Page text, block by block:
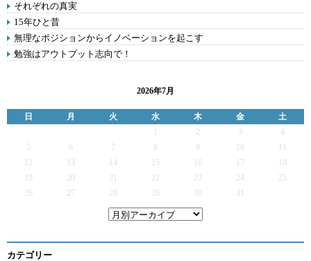
それぞれの真実
15年ひと昔
無理なポジションからイノベーションを起こす
勉強はアウトプット志向で！
2026年7月
日 月 火 水 木 金
土
2 3
4
5
6 7 9
12
13 14 15 16 17
19
20 21 22 23 24
25
26
27 28 29 30 31
カテゴリー